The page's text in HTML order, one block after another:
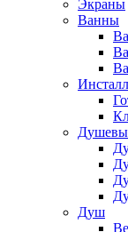
Экраны
Ванны
Душ